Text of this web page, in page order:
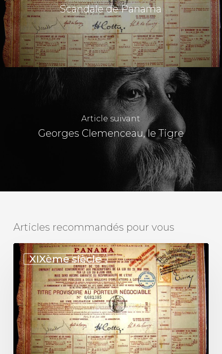
Scandale de Panama
Article suivant
Georges Clemenceau, le Tigre
Articles recommandés pour vous
XIXème siècle
Scandale
de
Panama